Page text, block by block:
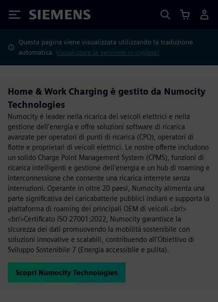
Siemens
Questa pagina viene visualizzata utilizzando la traduzione
automatica.Visualizzare la versione in inglese?
Home & Work Charging è gestito da Numocity
Technologies
Numocity è leader nella ricarica dei veicoli elettrici e nella
gestione dell'energia e offre soluzioni software di ricarica
avanzate per operatori di punti di ricarica (CPO), operatori di
flotte e proprietari di veicoli elettrici. Le nostre offerte includono
un solido Charge Point Management System (CPMS), funzioni di
ricarica intelligenti e gestione dell'energia e un hub di roaming e
interconnessione che consente una ricarica interrete senza
interruzioni. Operante in oltre 20 paesi, Numocity alimenta una
parte significativa dei caricabatterie pubblici indiani e supporta la
piattaforma di roaming dei principali OEM di veicoli.<br/>
<br/>Certificato ISO 27001:2022, Numocity garantisce la
sicurezza dei dati promuovendo la mobilità sostenibile con
soluzioni innovative e scalabili, contribuendo all'Obiettivo di
Sviluppo Sostenibile 7 (Energia accessibile e pulita).
Scopri Numocity Technologies